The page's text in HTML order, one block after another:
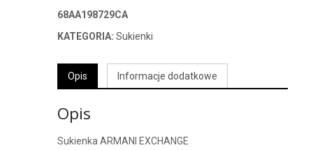
68AA198729CA
KATEGORIA: Sukienki
Opis Informacje dodatkowe
Opis
Sukienka ARMANI EXCHANGE